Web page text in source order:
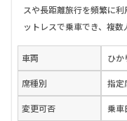
スや長距離旅行を頻繁に
ットレスで乗車でき、複数
車両 ひか
席種別 指定
変更可否 乗車